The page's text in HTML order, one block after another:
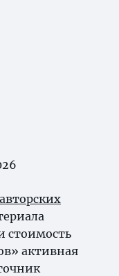
авторских
стоимость
активная